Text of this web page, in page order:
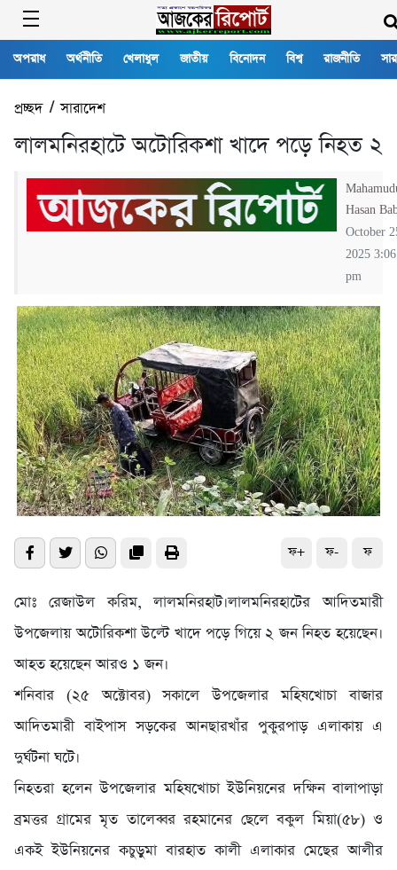
অপরাধ অর্থনীতি খেলাধুল জাতীয় বিনোদন বিশ্ব রাজনীতি
প্রচ্ছদ/সারাদেশ
লালমনিরহাটে অটোরিকশা খাদে পড়ে নিহত ২
Hasan
October
2025 3:06
pm
ফ+ ফ- ফ
মোঃ রেজাউল করিম, লালমনিরহাট।লালমনিরহাটের আদিতমারী
উপজেলায় অটোরিকশা উল্টে খাদে পড়ে গিয়ে ২ জন নিহত হয়েছেন।
আহত হয়েছেন আরও ১ জন।
শনিবার (২৫ অক্টোবর) সকালে উপজেলার মহিষখোচা বাজার
আদিতমারী বাইপাস সড়কের আনছারখাঁর পুকুরপাড় এলাকায় এ
দুর্ঘটনা ঘটে।
নিহতরা হলেন উপজেলার মহিষখোচা ইউনিয়নের দক্ষিন বালাপাড়া
ব্রমত্তর গ্রামের মৃত তালেব্বর রহমানের ছেলে বকুল মিয়া(৫৮) ও
একই ইউনিয়নের কচুড়ুমা বারহাত কালী এলাকার মেছের আলীর